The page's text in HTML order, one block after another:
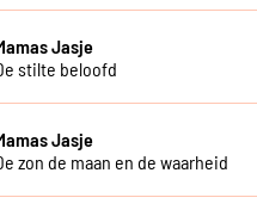
Jasje
stilte beloofd
Jasje
zon de maan en de waarheid